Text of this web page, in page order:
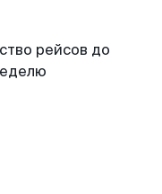
рейсов до